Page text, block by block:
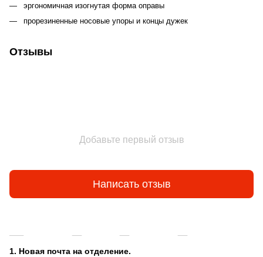
эргономичная изогнутая форма оправы
прорезиненные носовые упоры и концы дужек
Отзывы
Добавьте первый отзыв
Написать отзыв
1. Новая почта на отделение.